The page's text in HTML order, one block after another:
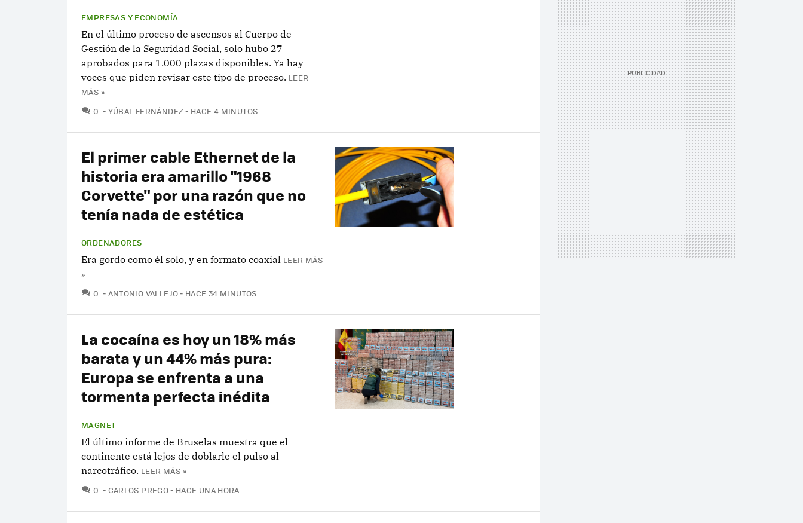
EMPRESAS Y ECONOMÍA
En el último proceso de ascensos al Cuerpo de
Gestión de la Seguridad Social, solo hubo 27
aprobados para 1.000 plazas disponibles. Ya hay
voces que piden revisar este tipo de proceso. LEER
MÁS »
0 COMENTARIOS
YÚBAL FERNÁNDEZ HACE 4 MINUTOS
El primer cable Ethernet de la
historia era amarillo "1968
Corvette" por una razón que no
tenía nada de estética
ORDENADORES
Era gordo como él solo, y en formato coaxial LEER MÁS
»
0 COMENTARIOS
ANTONIO VALLEJO HACE 34 MINUTOS
La cocaína es hoy un 18% más
barata y un 44% más pura:
Europa se enfrenta a una
tormenta perfecta inédita
MAGNET
El último informe de Bruselas muestra que el
continente está lejos de doblarle el pulso al
narcotráfico. LEER MÁS »
0 COMENTARIOS
CARLOS PREGO HACE UNA HORA